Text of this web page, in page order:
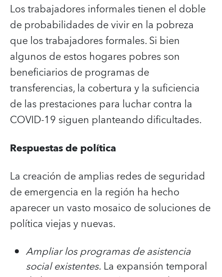
Los trabajadores informales tienen el doble
de probabilidades de vivir en la pobreza
que los trabajadores formales. Si bien
algunos de estos hogares pobres son
beneficiarios de programas de
transferencias, la cobertura y la suficiencia
de las prestaciones para luchar contra la
COVID-19 siguen planteando dificultades.
Respuestas de política
La creación de amplias redes de seguridad
de emergencia en la región ha hecho
aparecer un vasto mosaico de soluciones de
política viejas y nuevas.
Ampliar los programas de asistencia
social existentes. La expansión temporal